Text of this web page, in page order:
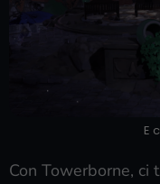
E
Con Towerborne, ci